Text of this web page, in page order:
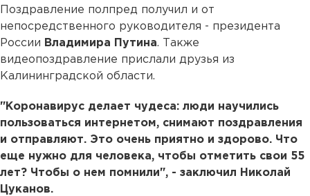
Поздравление полпред получил и от
непосредственного руководителя - президента
России Владимира Путина. Также
видеопоздравление прислали друзья из
Калининградской области.
"Коронавирус делает чудеса: люди научились
пользоваться интернетом, снимают поздравления
и отправляют. Это очень приятно и здорово. Что
еще нужно для человека, чтобы отметить свои 55
лет? Чтобы о нем помнили", - заключил Николай
Цуканов.